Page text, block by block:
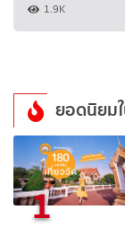
1.9K
ยอดนิยม
1